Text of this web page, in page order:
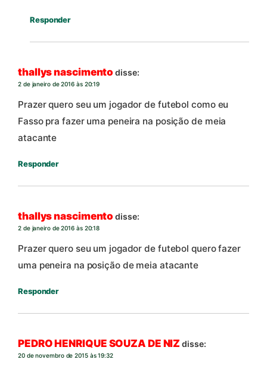
Responder
thallys nascimento disse:
2 de janeiro de 2016 às 20:19
Prazer quero seu um jogador de futebol como eu
Fasso pra fazer uma peneira na posição de meia
atacante
Responder
thallys nascimento disse:
2 de janeiro de 2016 às 20:18
Prazer quero seu um jogador de futebol quero fazer
uma peneira na posição de meia atacante
Responder
PEDRO HENRIQUE SOUZA DE NIZ disse:
20 de novembro de 2015 às 19:32